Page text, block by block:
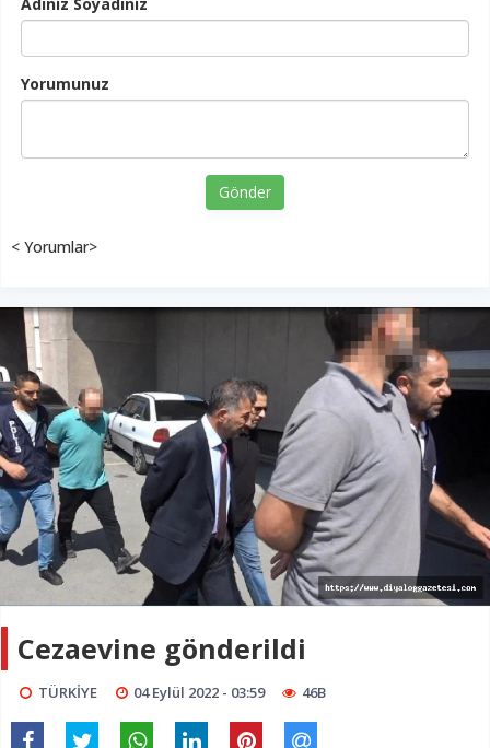
Yorumunuz
Gönder
< Yorumlar>
Cezaevine gönderildi
TÜRKİYE 04 Eylül 2022 - 03:59 46B